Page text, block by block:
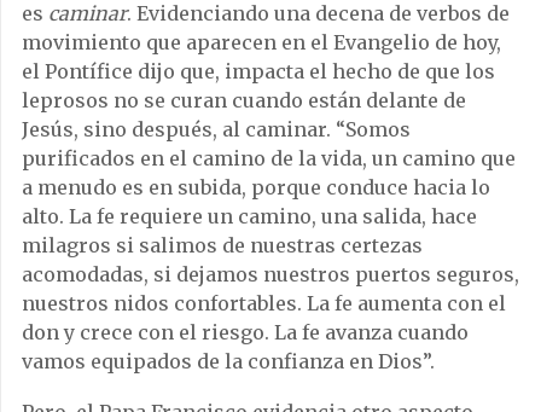
es caminar. Evidenciando una decena de verbos de
movimiento que aparecen en el Evangelio de hoy,
el Pontífice dijo que, impacta el hecho de que los
leprosos no se curan cuando están delante de
Jesús, sino después, al caminar. “Somos
purificados en el camino de la vida, un camino que
a menudo es en subida, porque conduce hacia lo
alto. La fe requiere un camino, una salida, hace
milagros si salimos de nuestras certezas
acomodadas, si dejamos nuestros puertos seguros,
nuestros nidos confortables. La fe aumenta con el
don y crece con el riesgo. La fe avanza cuando
vamos equipados de la confianza en Dios”.